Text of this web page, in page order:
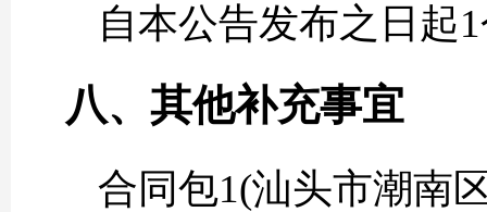
自本公告发布之日起
八、其他补充事宜
合同包1(汕头市潮南